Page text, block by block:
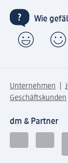
Wie
Unternehmen
Geschäftskunden
dm & Partner